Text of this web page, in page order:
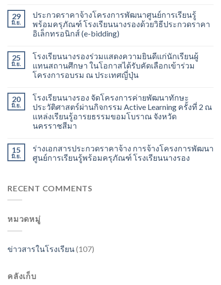
29
มิ.ย.
ประกวดราคาจ้างโครงการพัฒนาศูนย์การเรียนรู้
พร้อมครุภัณฑ์ โรงเรียนนางรองด้วยวิธีประกวดราคา
อิเล็กทรอนิกส์ (e-bidding)
25
มิ.ย.
โรงเรียนนางรองร่วมแสดงความยินดีแก่นักเรียนผู้
แทนสถานศึกษา ในโอกาสได้รับคัดเลือกเข้าร่วม
โครงการอบรม ณ ประเทศญี่ปุ่น
20
มิ.ย.
โรงเรียนนางรอง จัดโครงการค่ายพัฒนาทักษะ
ประวัติศาสตร์ผ่านกิจกรรม Active Learning ครั้งที่ 2 ณ
แหล่งเรียนรู้อารยธรรมขอมโบราณ จังหวัด
นครราชสีมา
15
มิ.ย.
ร่างเอกสารประกวดราคาจ้าง การจ้างโครงการพัฒนา
ศูนย์การเรียนรู้พร้อมครุภัณฑ์ โรงเรียนนางรอง
RECENT COMMENTS
หมวดหมู่
ข่าวสารในโรงเรียน(107)
คลังเก็บ